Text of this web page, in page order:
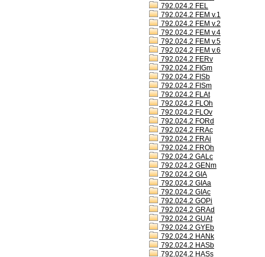
792.024.2 FEL
792.024.2 FEM v.1
792.024.2 FEM v.2
792.024.2 FEM v.4
792.024.2 FEM v.5
792.024.2 FEM v.6
792.024.2 FERv
792.024.2 FIGm
792.024.2 FISb
792.024.2 FISm
792.024.2 FLAt
792.024.2 FLOh
792.024.2 FLOv
792.024.2 FORd
792.024.2 FRAc
792.024.2 FRAi
792.024.2 FROh
792.024.2 GALc
792.024.2 GENm
792.024.2 GIA
792.024.2 GIAa
792.024.2 GIAc
792.024.2 GOPi
792.024.2 GRAd
792.024.2 GUAt
792.024.2 GYEb
792.024.2 HANk
792.024.2 HASb
792.024.2 HASs